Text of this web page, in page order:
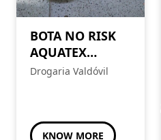
BOTA NO RISK
AQUATEX
HAWIK
Drogaria Valdóvil
KNOW MORE